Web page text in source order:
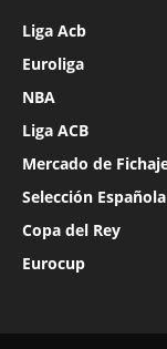
Liga Acb
Euroliga
NBA
Liga ACB
Mercado de
Selección Española
Copa del Rey
Eurocup